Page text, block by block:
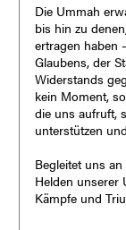
Die Ummah
bis hin zu
ertragen haben
Glaubens, der
Widerstands
kein Moment,
die uns aufruft,
unterstützen
Begleitet uns
Helden unserer
Kämpfe und